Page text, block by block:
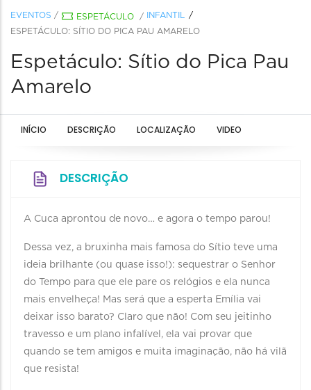
EVENTOS / ESPETÁCULO /
INFANTIL
ESPETÁCULO: SÍTIO DO PICA PAU AMARELO
Espetáculo: Sítio do Pica Pau
Amarelo
INÍCIO DESCRIÇÃO LOCALIZAÇÃO VIDEO
DESCRIÇÃO
A Cuca aprontou de novo… e agora o tempo parou!
Dessa vez, a bruxinha mais famosa do Sítio teve uma
ideia brilhante (ou quase isso!): sequestrar o Senhor
do Tempo para que ele pare os relógios e ela nunca
mais envelheça! Mas será que a esperta Emília vai
deixar isso barato? Claro que não! Com seu jeitinho
travesso e um plano infalível, ela vai provar que
quando se tem amigos e muita imaginação, não há vilã
que resista!